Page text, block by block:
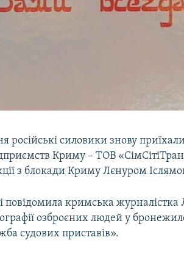
російські силовики знову
Криму – ТОВ
з блокади Криму Лєнуром
повідомила кримська журналістка
озброєних людей у
судових приставів».